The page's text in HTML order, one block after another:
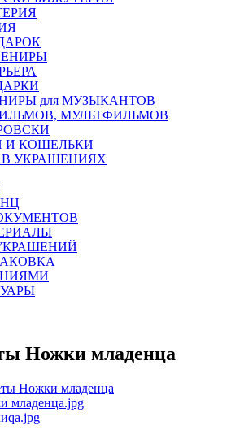
для МУЗЫКАНТОВ
МУЛЬТФИЛЬМОВ
И КОШЕЛЬКИ
УКРАШЕНИЯХ
Ножки младенца